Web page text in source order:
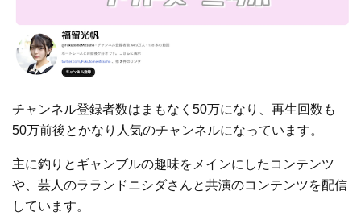
チャンネル登録者数はまもなく50万になり、再生回数も
50万前後とかなり人気のチャンネルになっています。
主に釣りとギャンブルの趣味をメインにしたコンテンツ
や、芸人のラランドニシダさんと共演のコンテンツを配信
しています。